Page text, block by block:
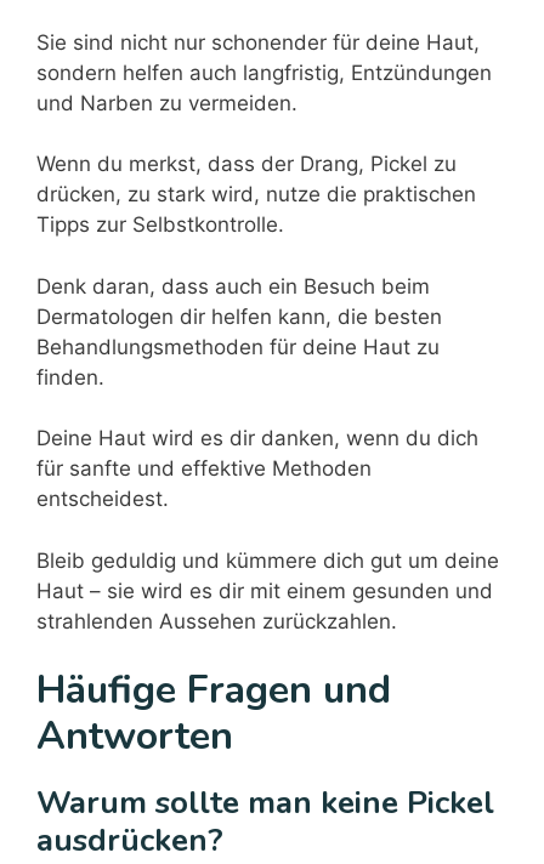
Sie sind nicht nur schonender für deine Haut,
sondern helfen auch langfristig, Entzündungen
und Narben zu vermeiden.
Wenn du merkst, dass der Drang, Pickel zu
drücken, zu stark wird, nutze die praktischen
Tipps zur Selbstkontrolle.
Denk daran, dass auch ein Besuch beim
Dermatologen dir helfen kann, die besten
Behandlungsmethoden für deine Haut zu
finden.
Deine Haut wird es dir danken, wenn du dich
für sanfte und effektive Methoden
entscheidest.
Bleib geduldig und kümmere dich gut um deine
Haut – sie wird es dir mit einem gesunden und
strahlenden Aussehen zurückzahlen.
Häufige Fragen und
Antworten
Warum sollte man keine Pickel
ausdrücken?